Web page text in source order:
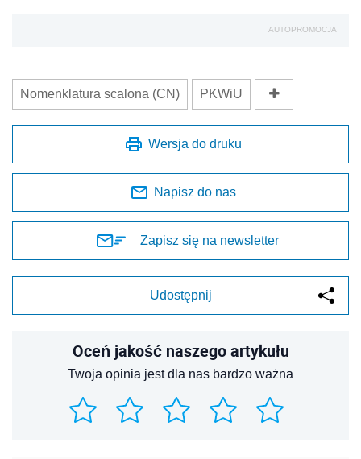
AUTOPROMOCJA
Nomenklatura scalona (CN) PKWiU
Wersja do druku
Napisz do nas
Zapisz się na newsletter
Udostępnij
Oceń jakość naszego artykułu
Twoja opinia jest dla nas bardzo ważna